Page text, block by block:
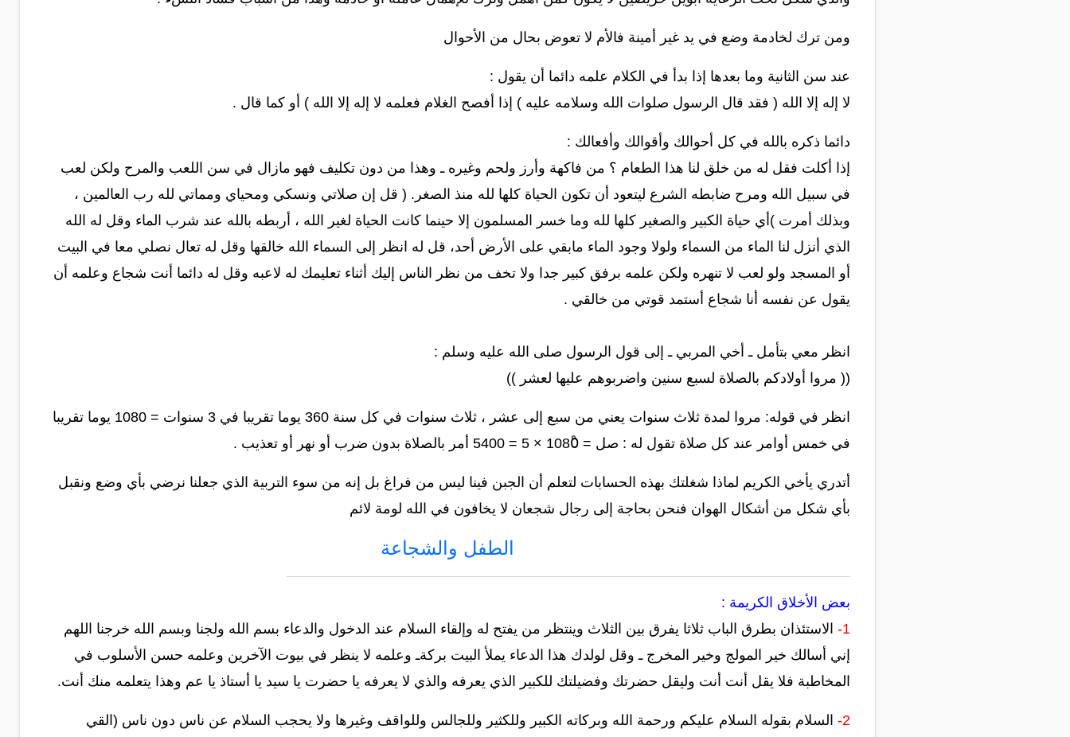
ومن ترك لخادمة وضع في يد غير أمينة فالأم لا تعوض بحال من الأحوال
عند سن الثانية وما بعدها إذا بدأ في الكلام علمه دائما أن يقول :
لا إله إلا الله ( فقد قال الرسول صلوات الله وسلامه عليه ) إذا أفصح الغلام فعلمه لا إله إلا الله ) أو كما قال .
دائما ذكره بالله في كل أحوالك وأقوالك وأفعالك :
إذا أكلت فقل له من خلق لنا هذا الطعام ؟ من فاكهة وأرز ولحم وغيره ـ وهذا من دون تكليف فهو مازال في سن اللعب والمرح ولكن لعب
في سبيل الله ومرح ضابطه الشرع ليتعود أن تكون الحياة كلها لله منذ الصغر. ( قل إن صلاتي ونسكي ومحياي ومماتي لله رب العالمين ،
وبذلك أمرت )أي حياة الكبير والصغير كلها لله وما خسر المسلمون إلا حينما كانت الحياة لغير الله ، أربطه بالله عند شرب الماء وقل له الله
الذي أنزل لنا الماء من السماء ولولا وجود الماء مابقي على الأرض أحد، قل له انظر إلى السماء الله خالقها وقل له تعال نصلي معا في البيت
أو المسجد ولو لعب لا تنهره ولكن علمه برفق كبير جدا ولا تخف من نظر الناس إليك أثناء تعليمك له لاعبه وقل له دائما أنت شجاع وعلمه أن
يقول عن نفسه أنا شجاع أستمد قوتي من خالقي .
انظر معي بتأمل ـ أخي المربي ـ إلى قول الرسول صلى الله عليه وسلم :
(( مروا أولادكم بالصلاة لسبع سنين واضربوهم عليها لعشر ))
انظر في قوله: مروا لمدة ثلاث سنوات يعني من سبع إلى عشر ، ثلاث سنوات في كل سنة 360 يوما تقريبا في 3 سنوات = 1080 يوما تقريبا
في خمس أوامر عند كل صلاة تقول له : صل = 1080ْ × 5 = 5400 أمر بالصلاة بدون ضرب أو نهر أو تعذيب .
أتدري يأخي الكريم لماذا شغلتك بهذه الحسابات لتعلم أن الجبن فينا ليس من فراغ بل إنه من سوء التربية الذي جعلنا نرضي بأي وضع ونقبل
بأي شكل من أشكال الهوان فنحن بحاجة إلى رجال شجعان لا يخافون في الله لومة لائم
الطفل والشجاعة
بعض الأخلاق الكريمة :
1- الاستئذان بطرق الباب ثلاثا يفرق بين الثلاث وينتظر من يفتح له وإلقاء السلام عند الدخول والدعاء بسم الله ولجنا وبسم الله خرجنا اللهم
إني أسالك خير المولج وخير المخرج ـ وقل لولدك هذا الدعاء يملأ البيت بركةـ وعلمه لا ينظر في بيوت الآخرين وعلمه حسن الأسلوب في
المخاطبة فلا يقل أنت أنت وليقل حضرتك وفضيلتك للكبير الذي يعرفه والذي لا يعرفه يا حضرت يا سيد يا أستاذ يا عم وهذا يتعلمه منك أنت.
2- السلام بقوله السلام عليكم ورحمة الله وبركاته الكبير وللكثير وللجالس وللواقف وغيرها ولا يحجب السلام عن ناس دون ناس (القي